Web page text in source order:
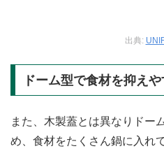
出典:
ドーム型で食材を抑え
また、木製蓋とは異なりドー
め、食材をたくさん鍋に入れ